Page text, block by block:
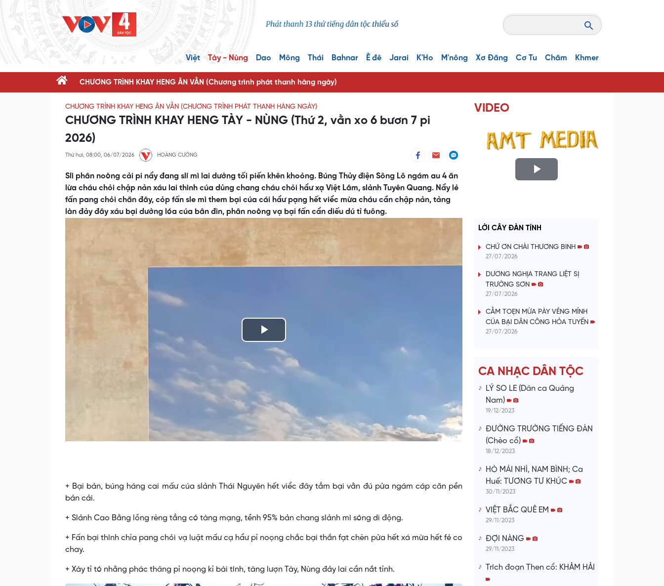
Việt Tày - Nùng Dao Mông Thái Bahnar Ê đê Jarai K'Ho M'nông Xơ Đăng Cơ Tu Chăm Khmer
CHƯƠNG TRÌNH KHAY HENG ĂN VẰN (Chương trình phát thanh hàng ngày)
CHƯƠNG TRÌNH KHAY HENG ĂN VẰN (CHƯƠNG TRÌNH PHÁT THANH HÀNG NGÀY)
CHƯƠNG TRÌNH KHAY HENG TÀY - NÙNG (Thứ 2, vằn xo 6 bươn 7 pi
2026)
Thứ hai, 08:00, 06/07/2026 HOÀNG CƯỜNG
Slì phân noòng cải pi nẩy đang slí mì lai dưởng tối piến khên khoỏng. Búng Thủy điện Sông Lô ngám au 4 ăn
lừa cháu chỏi chập nản xáu lai thình cúa dủng chang cháu chỏi hẩư xạ Việt Lâm, slảnh Tuyên Quang. Nẩy lẻ
fấn pang chỏi chăn đây, cỏp fấn sle mì them bại cúa cái hẩư pạng hết viểc mừa cháu cần chập nản, tảng
làn đảy đây xáu bại dưởng lóa cúa bân đin, phân noòng vạ bại fấn cẩn diếu dú tỉ fuông.
Play
Video
+ Bại bản, búng háng cai mấư cúa slảnh Thái Nguyên hết viểc đây tẳm bại vằn đú pửa ngám cáp căn pền
bản cải.
+ Slảnh Cao Bằng lồng rèng tẳng có tàng mạng, tềnh 95% bản chang slảnh mì sóng di động.
+ Fấn bại thình chỉa pang chỏi vạ luật mấư cạ hẩư pỉ noọng chắc bại thắn fạt chèn pửa hết xá mừa hết fẻ co
chay.
+ Xày tỉ tó nhằng phác thâng pỉ noọng kỉ bài tính, tàng lượn Tày, Nùng đảy lai cần nắt tỉnh.
VIDEO
P
a
y
V
i
d
LỜI CÂY ĐÀN TÍNH
CHỨ ƠN CHÀI THƯƠNG BINH
27/07/2026
DƯƠNG NGHỊA TRANG LIỆT SỊ
TRƯỜNG SƠN
27/07/2026
CẰM TOẸN MỪA PÀY VẺNG MỈNH
CÚA BẠI DÂN CÔNG HỎA TUYẾN
27/07/2026
CA NHẠC DÂN TỘC
LÝ SO LE (Dân ca Quảng
Nam)
19/12/2023
ĐƯỜNG TRƯỜNG TIẾNG ĐÀN
(Chèo cổ)
18/12/2023
HÒ MÁI NHÌ, NAM BÌNH; Ca
Huế: TƯƠNG TƯ KHÚC
30/11/2023
VIỆT BẮC QUÊ EM
29/11/2023
ĐỢI NÀNG
29/11/2023
Trích đoạn Then cổ: KHẢM HẢI